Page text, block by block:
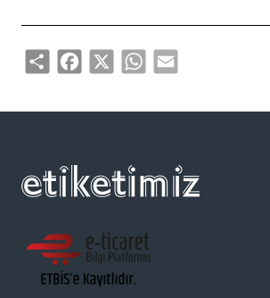
Share Facebook
X WhatsApp
Email